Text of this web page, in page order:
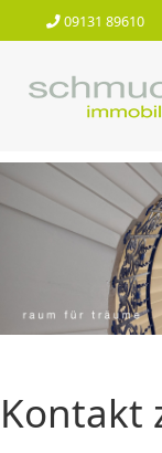
09131 89610
Kontakt